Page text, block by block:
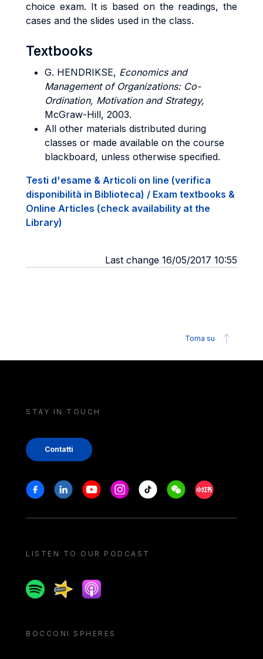
choice exam. It is based on the readings, the
cases and the slides used in the class.
Textbooks
G. HENDRIKSE, Economics and
Management of Organizations: Co-
Ordination, Motivation and Strategy,
McGraw-Hill, 2003.
All other materials distributed during
classes or made available on the course
blackboard, unless otherwise specified.
Testi d'esame & Articoli on line (verifica
disponibilità in Biblioteca) / Exam textbooks &
Online Articles (check availability at the
Library)
Last change 16/05/2017 10:55
Torna su
STAY IN TOUCH
Contatti
Stay in touch
FacebookLinkedinYoutubeInstagram
Tiktok WeechatXiaohongshu/
LISTEN TO OUR PODCAST
SpotifySpreakerApple podcast
BOCCONI SPHERES